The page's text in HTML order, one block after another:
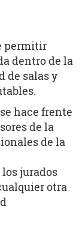
permitir
dentro de la
de salas y
hace frente
de la
de la
jurados
otra